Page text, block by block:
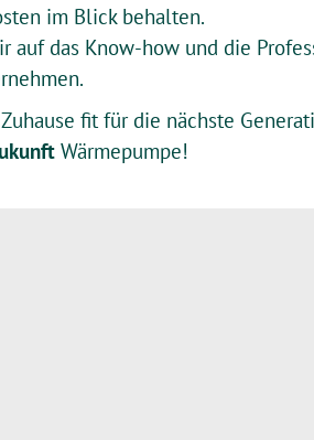
im Blick behalten.
auf das Know-how und die
fit für die nächste
Wärmepumpe!